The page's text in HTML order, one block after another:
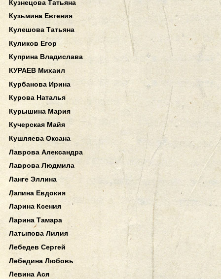
Кузнецова Татьяна
Кузьмина Евгения
Кулешова Татьяна
Куликов Егор
Куприна Владислава
КУРАЕВ Михаил
Курбанова Ирина
Курова Наталья
Курышина Мария
Кучерская Майя
Кушляева Оксана
Лаврова Александра
Лаврова Людмила
Ланге Эллина
Лапина Евдокия
Ларина Ксения
Ларина Тамара
Латыпова Лилия
Лебедев Сергей
Лебедина Любовь
Левина Ася